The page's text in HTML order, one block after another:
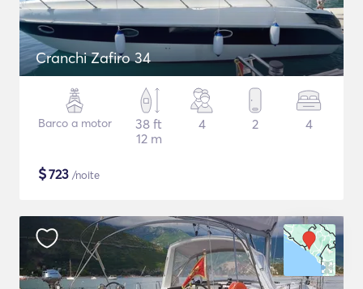
Cranchi Zafiro 34
Barco a motor
38 ft
12 m
4 2 4
$723 /noite